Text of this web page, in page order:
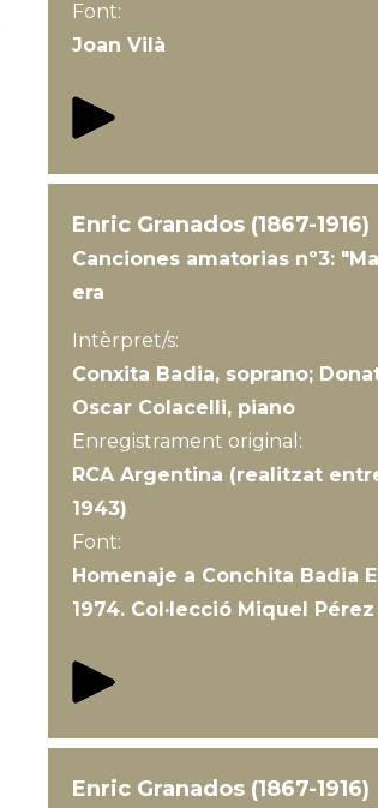
Font:
Joan Vilà
Enric Granados (1867-1916)
Canciones amatorias nº3:
era
Intèrpret/s:
Conxita Badia, soprano;
Oscar Colacelli, piano
Enregistrament original:
RCA Argentina (realitzat
1943)
Font:
Homenaje a Conchita Badia
1974. Col·lecció Miquel
Enric Granados (1867-1916)